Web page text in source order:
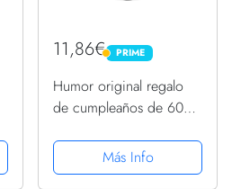
11,86€ PRIME
PRIME
Humor original regalo
de cumpleaños de 60
PopSockets PopGrip
Intercambiable
Más Info